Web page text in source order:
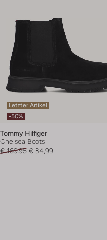
Letzter Artikel
-50%
Tommy Hilfiger
Chelsea Boots
€ 169,95 € 84,99